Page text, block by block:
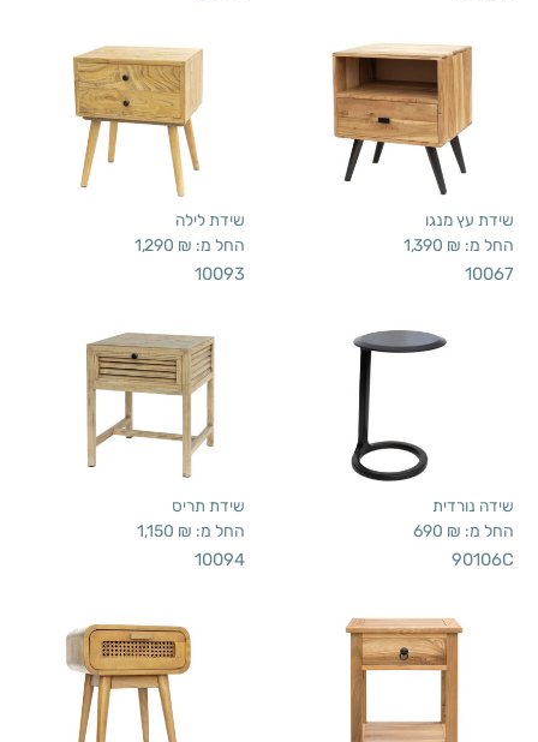
שידת עץ מנגו
החל מ: 1,390 ₪
10067
שידת לילה
החל מ: 1,290 ₪
10093
שידה נורדית
החל מ: 690 ₪
90106C
שידת תריס
החל מ: 1,150 ₪
10094